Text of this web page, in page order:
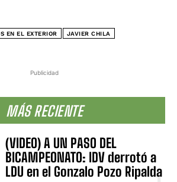
Publicidad
MÁS RECIENTE
(VIDEO) A UN PASO DEL
BICAMPEONATO: IDV derrotó a
LDU en el Gonzalo Pozo Ripalda
EN EL EXTERIOR JAVIER CHILA